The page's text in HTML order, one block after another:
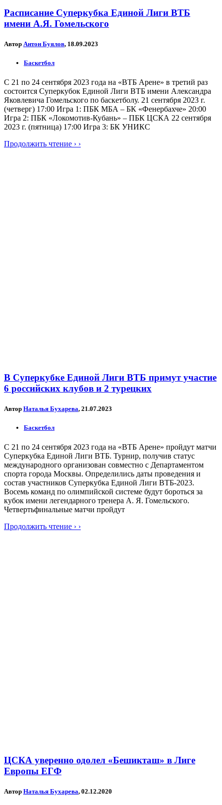
Расписание Суперкубка Единой Лиги ВТБ
имени А.Я. Гомельского
Автор Антон Буялов, 18.09.2023
Баскетбол
С 21 по 24 сентября 2023 года на «ВТБ Арене» в третий раз
состоится Суперкубок Единой Лиги ВТБ имени Александра
Яковлевича Гомельского по баскетболу. 21 сентября 2023 г.
(четверг) 17:00 Игра 1: ПБК МБА – БК «Фенербахче» 20:00
Игра 2: ПБК «Локомотив-Кубань» – ПБК ЦСКА 22 сентября
2023 г. (пятница) 17:00 Игра 3: БК УНИКС
Продолжить чтение › ›
В Суперкубке Единой Лиги ВТБ примут участие
6 российских клубов и 2 турецких
Автор Наталья Бухарева, 21.07.2023
Баскетбол
С 21 по 24 сентября 2023 года на «ВТБ Арене» пройдут матчи
Суперкубка Единой Лиги ВТБ. Турнир, получив статус
международного организован совместно с Департаментом
спорта города Москвы. Определились даты проведения и
состав участников Суперкубка Единой Лиги ВТБ-2023.
Восемь команд по олимпийской системе будут бороться за
кубок имени легендарного тренера А. Я. Гомельского.
Четвертьфинальные матчи пройдут
Продолжить чтение › ›
ЦСКА уверенно одолел «Бешикташ» в Лиге
Европы ЕГФ
Автор Наталья Бухарева, 02.12.2020